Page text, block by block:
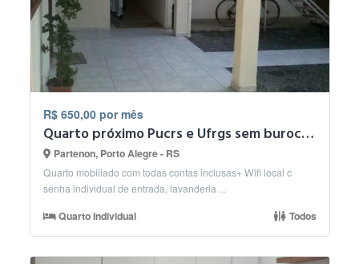
R$ 650,00 por mês
Quarto próximo Pucrs e Ufrgs sem burocracia
Partenon, Porto Alegre - RS
Quarto mobiliado com todas contas inclusas+ Wifi local c
senha individual de entrada, lavanderia ...
Quarto Individual Todos